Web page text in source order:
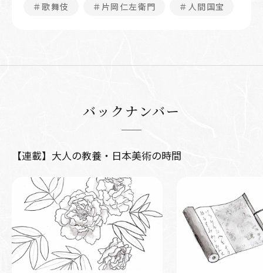
＃歌舞伎 ＃片岡仁左衛門 ＃人間国宝
バックナンバー
【連載】大人の教養・日本美術の時間